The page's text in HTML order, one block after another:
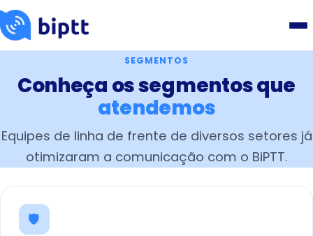
SEGMENTOS
Conheça os segmentos que
atendemos
Equipes de linha de frente de diversos setores já
otimizaram a comunicação com o BiPTT.
🛡️